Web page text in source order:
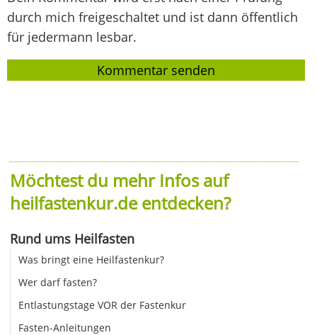
durch mich freigeschaltet und ist dann öffentlich
für jedermann lesbar.
Möchtest du mehr Infos auf
heilfastenkur.de entdecken?
Rund ums Heilfasten
Was bringt eine Heilfastenkur?
Wer darf fasten?
Entlastungstage VOR der Fastenkur
Fasten-Anleitungen